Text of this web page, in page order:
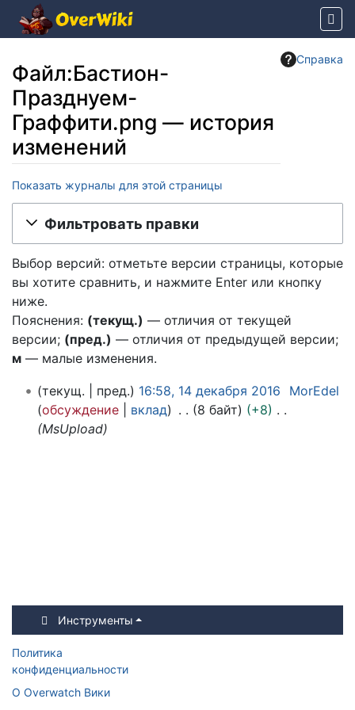
Справка
Файл:Бастион-
Празднуем-
Граффити.png — история
изменений
Показать журналы для этой страницы
Перейти к:навигация,поиск
Фильтровать правки
Выбор версий: отметьте версии страницы, которые
вы хотите сравнить, и нажмите Enter или кнопку
ниже.
Пояснения: (текущ.) — отличия от текущей
версии; (пред.) — отличия от предыдущей версии;
м — малые изменения.
6
текущ. пред. 16:58, 14 декабря 2016
MorEdel
обсуждение
вклад 8 байт
+8
MsUpload
Инструменты
Политика
конфиденциальности
О Overwatch Вики